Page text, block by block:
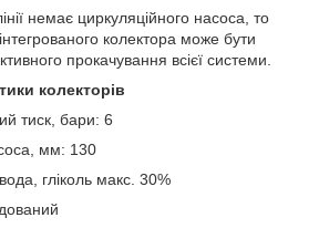
немає циркуляційного насоса, то
колектора може бути
прокачування всієї системи.
колекторів
тиск, бари: 6
мм: 130
гліколь макс. 30%